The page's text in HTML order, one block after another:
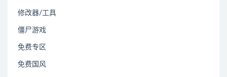
修改器/工具
僵尸游戏
免费专区
免费国风